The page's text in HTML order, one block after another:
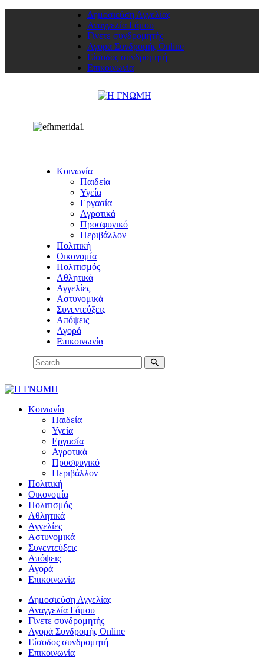
Δημοσιεύση Αγγελίας
Αναγγελία Γάμου
Γίνετε συνδρομητής
Αγορά Συνδρομής Online
Είσοδος συνδρομητή
Επικοινωνία
Κοινωνία
Παιδεία
Υγεία
Εργασία
Αγροτικά
Προσφυγικό
Περιβάλλον
Πολιτική
Οικονομία
Πολιτισμός
Αθλητικά
Αγγελίες
Αστυνομικά
Συνεντεύξεις
Απόψεις
Αγορά
Επικοινωνία
Κοινωνία
Παιδεία
Υγεία
Εργασία
Αγροτικά
Προσφυγικό
Περιβάλλον
Πολιτική
Οικονομία
Πολιτισμός
Αθλητικά
Αγγελίες
Αστυνομικά
Συνεντεύξεις
Απόψεις
Αγορά
Επικοινωνία
Δημοσιεύση Αγγελίας
Αναγγελία Γάμου
Γίνετε συνδρομητής
Αγορά Συνδρομής Online
Είσοδος συνδρομητή
Επικοινωνία